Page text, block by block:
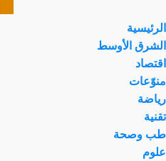
الرئيسية
الشرق الأوسط
اقتصاد
منوّعات
رياضة
تقنية
طب وصحة
علوم